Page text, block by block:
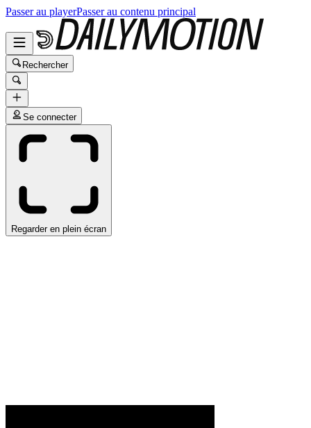
Passer au playerPasser au contenu principal
Rechercher
Se connecter
Regarder en plein écran